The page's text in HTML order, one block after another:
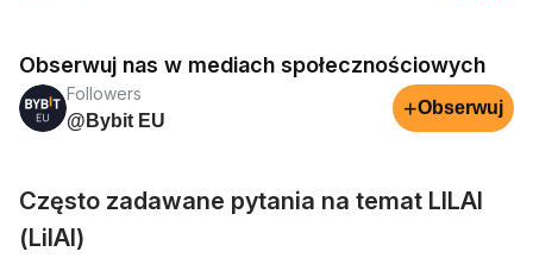
Obserwuj nas w mediach społecznościowych
Followers
@Bybit EU
+Obserwuj
Często zadawane pytania na temat LILAI
(LilAI)